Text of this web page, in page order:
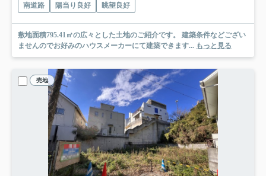
南道路 陽当り良好 眺望良好
敷地面積795.41㎡の広々とした土地のご紹介です。 建築条件などござい
ませんのでお好みのハウスメーカーにて建築できます... もっと見る
売地